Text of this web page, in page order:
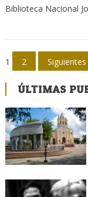
Biblioteca Nacional
de
entradas
1 2 Siguientes
ÚLTIMAS